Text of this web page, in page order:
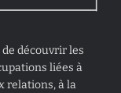
découvrir les
liées à
relations, à la